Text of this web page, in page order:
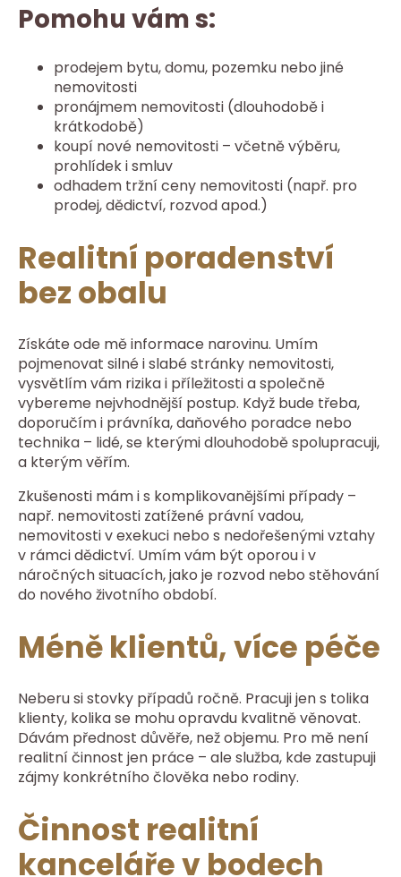
Pomohu vám s:
prodejem bytu, domu, pozemku nebo jiné
nemovitosti
pronájmem nemovitosti (dlouhodobě i
krátkodobě)
koupí nové nemovitosti – včetně výběru,
prohlídek i smluv
odhadem tržní ceny nemovitosti (např. pro
prodej, dědictví, rozvod apod.)
Realitní poradenství
bez obalu
Získáte ode mě informace narovinu. Umím
pojmenovat silné i slabé stránky nemovitosti,
vysvětlím vám rizika i příležitosti a společně
vybereme nejvhodnější postup. Když bude třeba,
doporučím i právníka, daňového poradce nebo
technika – lidé, se kterými dlouhodobě spolupracuji,
a kterým věřím.
Zkušenosti mám i s komplikovanějšími případy –
např. nemovitosti zatížené právní vadou,
nemovitosti v exekuci nebo s nedořešenými vztahy
v rámci dědictví. Umím vám být oporou i v
náročných situacích, jako je rozvod nebo stěhování
do nového životního období.
Méně klientů, více péče
Neberu si stovky případů ročně. Pracuji jen s tolika
klienty, kolika se mohu opravdu kvalitně věnovat.
Dávám přednost důvěře, než objemu. Pro mě není
realitní činnost jen práce – ale služba, kde zastupuji
zájmy konkrétního člověka nebo rodiny.
Činnost realitní
kanceláře v bodech